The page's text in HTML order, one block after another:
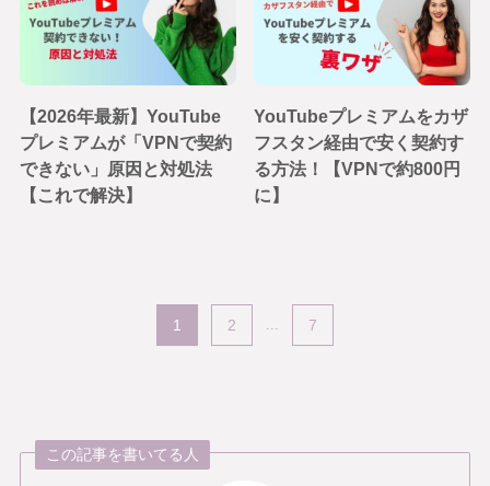
【2026年最新】YouTube
プレミアムが「VPNで契約
できない」原因と対処法
【これで解決】
YouTubeプレミアムをカザ
フスタン経由で安く契約す
る方法！【VPNで約800円
に】
1 2 7
この記事を書いてる人